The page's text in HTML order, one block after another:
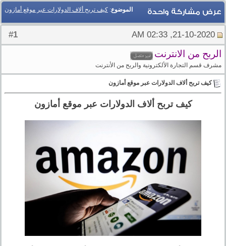
الموضوع: كيف تربح ألاف الدولارات عبر موقع أمازون عرض مشاركة واحدة
1
الربح من الانترنت
مشرف قسم التجارة الألكترونية والربح من الأنترنت
كيف تربح ألاف الدولارات عبر موقع أمازون
كيف تربح ألاف الدولارات عبر موقع أمازون